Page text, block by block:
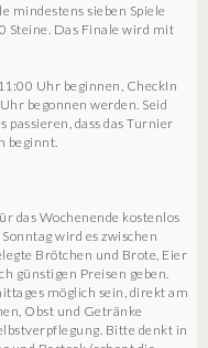
mindestens sieben Spiele
Steine. Das Finale wird mit
Uhr beginnen, CheckIn
begonnen werden. Seid
passieren, dass das Turnier
beginnt.
das Wochenende kostenlos
wird es zwischen
Brötchen und Brote, Eier
günstigen Preisen geben.
möglich sein, direkt am
Obst und Getränke
Bitte denkt in